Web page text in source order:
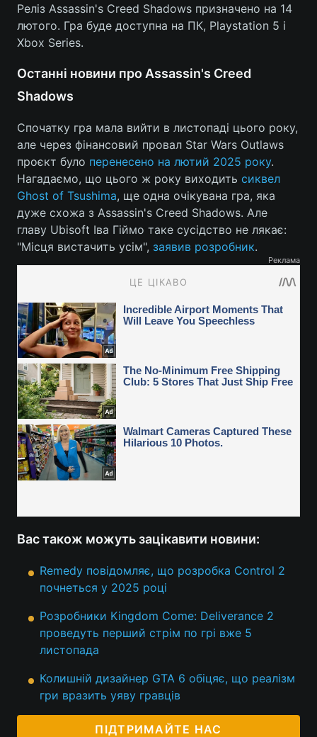
Реліз Assassin's Creed Shadows призначено на 14
лютого. Гра буде доступна на ПК, Playstation 5 і
Xbox Series.
Останні новини про Assassin's Creed
Shadows
Спочатку гра мала вийти в листопаді цього року,
але через фінансовий провал Star Wars Outlaws
проєкт було перенесено на лютий 2025 року.
Нагадаємо, що цього ж року виходить сиквел
Ghost of Tsushima, ще одна очікувана гра, яка
дуже схожа з Assassin's Creed Shadows. Але
главу Ubisoft Іва Гіймо таке сусідство не лякає:
"Місця вистачить усім", заявив розробник.
Реклама
Вас також можуть зацікавити новини:
Remedy повідомляє, що розробка Control 2
почнеться у 2025 році
Розробники Kingdom Come: Deliverance 2
проведуть перший стрім по грі вже 5
листопада
Колишній дизайнер GTA 6 обіцяє, що реалізм
гри вразить уяву гравців
ПІДТРИМАЙТЕ НАС